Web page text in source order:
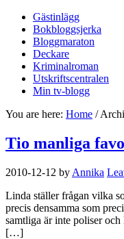
Gästinlägg
Bokbloggsjerka
Bloggmaraton
Deckare
Kriminalroman
Utskriftscentralen
Min tv-blogg
You are here: Home /
Tio manliga
2010-12-12 by Annika
Linda ställer frågan vilka
precis densamma som
samtliga är inte poliser
[…]